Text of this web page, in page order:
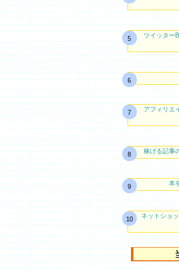
ツイッター
アフィリエ
稼げる記事
本
ネットショ